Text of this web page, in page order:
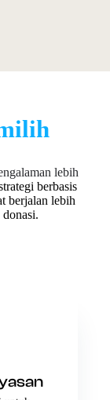
lebih
berbasis
berjalan lebih